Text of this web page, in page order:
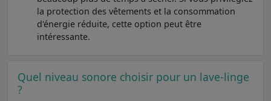
la protection des vêtements et la consommation
d'énergie réduite, cette option peut être
intéressante.
Quel niveau sonore choisir pour un lave-linge
?